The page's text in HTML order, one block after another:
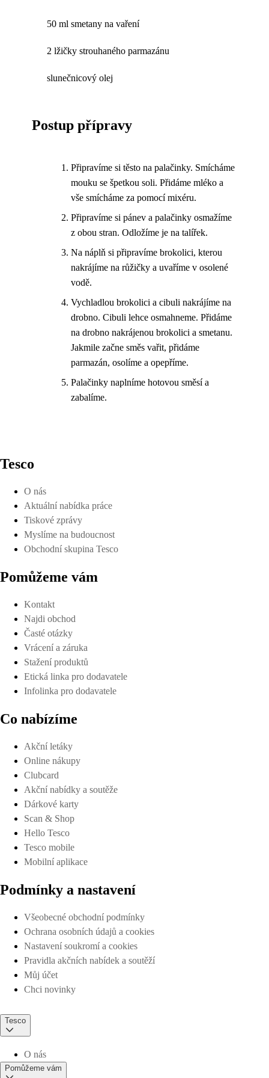
50 ml smetany na vaření
2 lžičky strouhaného parmazánu
slunečnicový olej
Postup přípravy
Připravíme si těsto na palačinky. Smícháme
mouku se špetkou soli. Přidáme mléko a
vše smícháme za pomocí mixéru.
Připravíme si pánev a palačinky osmažíme
z obou stran. Odložíme je na talířek.
Na náplň si připravíme brokolici, kterou
nakrájíme na růžičky a uvaříme v osolené
vodě.
Vychladlou brokolici a cibuli nakrájíme na
drobno. Cibuli lehce osmahneme. Přidáme
na drobno nakrájenou brokolici a smetanu.
Jakmile začne směs vařit, přidáme
parmazán, osolíme a opepříme.
Palačinky naplníme hotovou směsí a
zabalíme.
Tesco
O nás
Aktuální nabídka práce
Tiskové zprávy
Myslíme na budoucnost
Obchodní skupina Tesco
Pomůžeme vám
Kontakt
Najdi obchod
Časté otázky
Vrácení a záruka
Stažení produktů
Etická linka pro dodavatele
Infolinka pro dodavatele
Co nabízíme
Akční letáky
Online nákupy
Clubcard
Akční nabídky a soutěže
Dárkové karty
Scan & Shop
Hello Tesco
Tesco mobile
Mobilní aplikace
Podmínky a nastavení
Všeobecné obchodní podmínky
Ochrana osobních údajů a cookies
Nastavení soukromí a cookies
Pravidla akčních nabídek a soutěží
Můj účet
Chci novinky
Tesco
O nás
Pomůžeme vám